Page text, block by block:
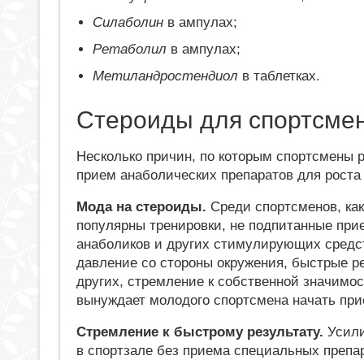
Силаболин в ампулах;
Ретаболил в ампулах;
Метиландростендиол в таблетках.
Стероиды для
Несколько причин, по которым спортсмены
прием анаболических препаратов для
Мода на стероиды. Среди спортсменов,
популярны тренировки, не подпитанные
анаболиков и других стимулирующих
давление со стороны окружения, быстрые
других, стремление к собственной
вынуждает молодого спортсмена начать
Стремление к быстрому результату.
в спортзале без приема специальных